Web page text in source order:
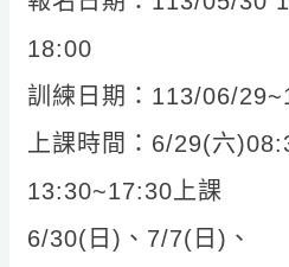
18:00
訓練日期：113/06/
上課時間：6/29(六
13:30~17:30上課
6/30(日)、7/7(日)、